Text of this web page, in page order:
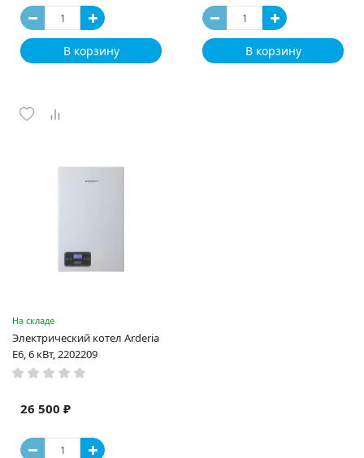
В корзину В корзину
На складе
Электрический котел Arderia
E6, 6 кВт, 2202209
26 500 ₽